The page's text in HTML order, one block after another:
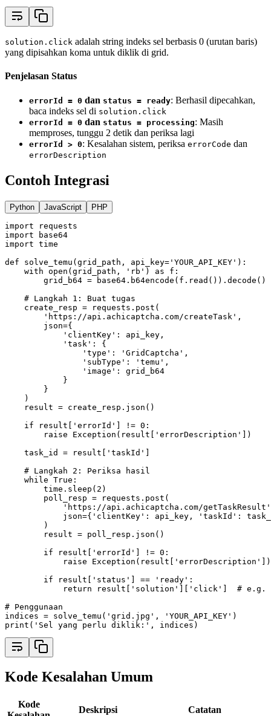
solution.click adalah string indeks sel berbasis 0 (urutan baris)
yang dipisahkan koma untuk diklik di grid.
Penjelasan Status
errorId = 0 dan status = ready: Berhasil dipecahkan,
baca indeks sel di solution.click
errorId = 0 dan status = processing: Masih
memproses, tunggu 2 detik dan periksa lagi
errorId > 0: Kesalahan sistem, periksa errorCode dan
errorDescription
Contoh Integrasi
Python JavaScript PHP
import requests
import base64
import time
def
solve_temu (grid_path , api_key= 'YOUR_API_KEY' ):
with open (grid_path, 'rb' ) as f :
        grid_b64
= base64 . b64encode (f. read ()). decode ()
# Langkah 1: Buat tugas
    create_resp
= requests . post (
'https://api.achicaptcha.com/createTask' ,
        json
={
'clientKey' : api_key,
'task' : {
'type' : 'GridCaptcha' ,
'subType' : 'temu' ,
'image' : grid_b64
            }
        }
    )
    result
= create_resp . json ()
if result [ 'errorId' ] != 0 :
raise
Exception (result[ 'errorDescription' ])
    task_id
= result [ 'taskId' ]
# Langkah 2: Periksa hasil
while True :
        time
. sleep ( 2 )
        poll_resp
= requests . post (
'https://api.achicaptcha.com/getTaskResult'
            json
={ 'clientKey' : api_key, 'taskId' :
        )
        result
= poll_resp . json ()
if result [ 'errorId' ] != 0 :
raise
Exception (result[ 'errorDescription' ])
if result [ 'status' ] == 'ready' :
return result [ 'solution' ] [ 'click' ] # e.g.
# Penggunaan
indices = solve_temu ( 'grid.jpg' , 'YOUR_API_KEY' )
print ( 'Sel yang perlu diklik:' , indices)
Kode Kesalahan Umum
Kode
Deskripsi Catatan